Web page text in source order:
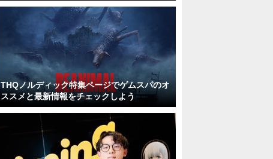
THQノルディック特集ページでゲムスパのオ
ススメと最新情報をチェックしよう